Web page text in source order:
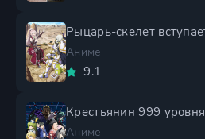
Аниме
9.1
Крестьянин 999 уровня
Аниме